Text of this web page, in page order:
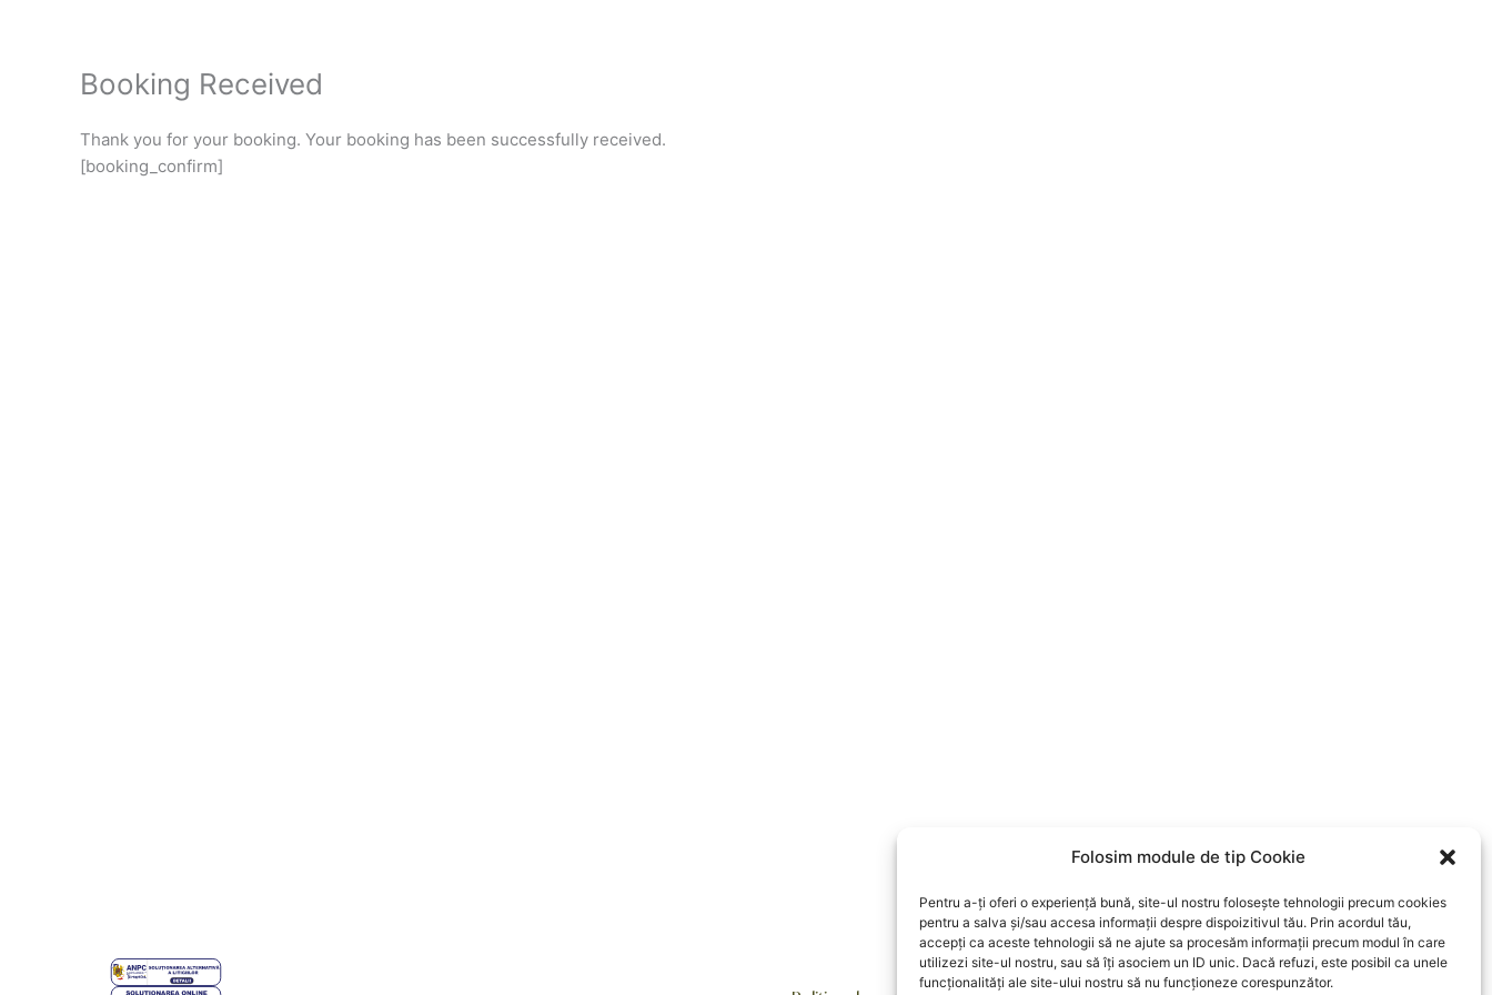
Folosim module de tip Cookie
Pentru a-ți oferi o experiență bună, site-ul nostru folosește tehnologii precum cookies
pentru a salva și/sau accesa informații despre dispoizitivul tău. Prin acordul tău,
accepți ca aceste tehnologii să ne ajute sa procesăm informații precum modul în care
utilizezi site-ul nostru, sau să îți asociem un ID unic. Dacă refuzi, este posibil ca unele
funcționalități ale site-ului nostru să nu funcționeze corespunzător.
Booking Received
Thank you for your booking. Your booking has been successfully received.
[booking_confirm]